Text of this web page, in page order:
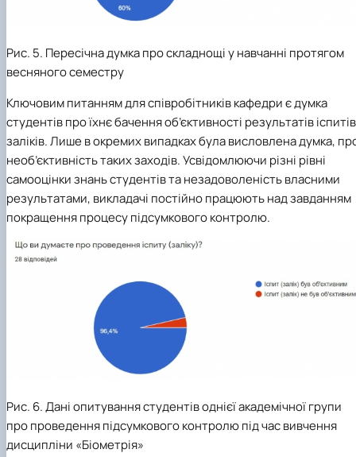
Рис. 5. Пересічна думка про складнощі у навчанні протягом
весняного семестру
Ключовим питанням для співробітників кафедри є думка
студентів про їхнє бачення об’єктивності результатів іспитів
заліків. Лише в окремих випадках була висловлена думка,
необ’єктивність таких заходів. Усвідомлюючи різні рівні
самооцінки знань студентів та незадоволеність власними
результатами, викладачі постійно працюють над завданням
покращення процесу підсумкового контролю.
Рис. 6. Дані опитування студентів однієї академічної групи
про проведення підсумкового контролю під час вивчення
дисципліни «Біометрія»